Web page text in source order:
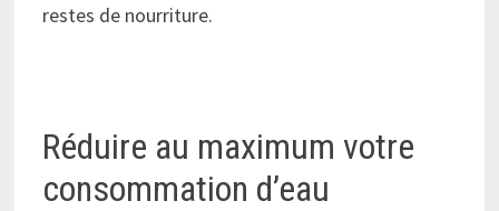
restes de nourriture.
Réduire au maximum votre
consommation d’eau